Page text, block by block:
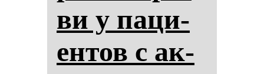
ви у па­ци­
ен­тов с ак­